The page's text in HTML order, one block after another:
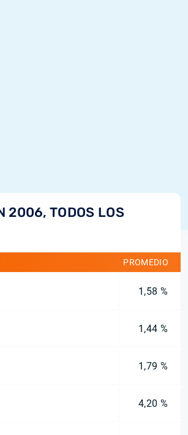
2006, TODOS LOS
PROMEDIO
1,58 %
1,44 %
1,79 %
4,20 %